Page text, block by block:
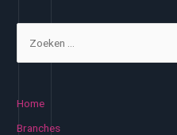
Home
Branches